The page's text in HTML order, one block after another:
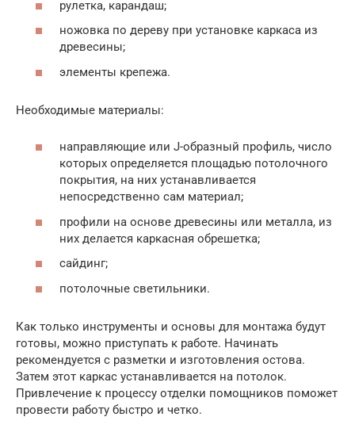
рулетка, карандаш;
ножовка по дереву при установке каркаса из
древесины;
элементы крепежа.
Необходимые материалы:
направляющие или J-образный профиль, число
которых определяется площадью потолочного
покрытия, на них устанавливается
непосредственно сам материал;
профили на основе древесины или металла, из
них делается каркасная обрешетка;
сайдинг;
потолочные светильники.
Как только инструменты и основы для монтажа будут
готовы, можно приступать к работе. Начинать
рекомендуется с разметки и изготовления остова.
Затем этот каркас устанавливается на потолок.
Привлечение к процессу отделки помощников поможет
провести работу быстро и четко.